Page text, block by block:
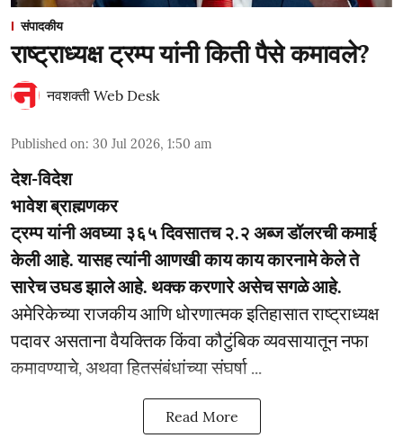
संपादकीय
राष्ट्राध्यक्ष ट्रम्प यांनी किती पैसे कमावले?
नवशक्ती Web Desk
Published on: 30 Jul 2026, 1:50 am
देश-विदेश
भावेश ब्राह्मणकर
ट्रम्प यांनी अवघ्या ३६५ दिवसातच २.२ अब्ज डॉलरची कमाई
केली आहे. यासह त्यांनी आणखी काय काय कारनामे केले ते
सारेच उघड झाले आहे. थक्क करणारे असेच सगळे आहे.
अमेरिकेच्या राजकीय आणि धोरणात्मक इतिहासात राष्ट्राध्यक्ष
पदावर असताना वैयक्तिक किंवा कौटुंबिक व्यवसायातून नफा
कमावण्याचे, अथवा हितसंबंधांच्या संघर्षा ...
Read More